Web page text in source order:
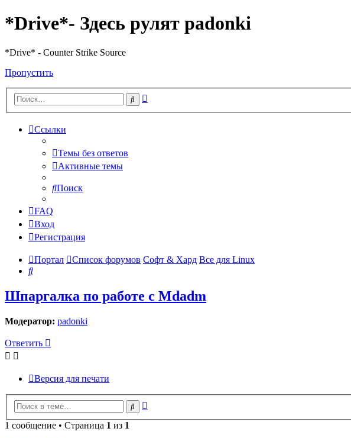
*Drive*- Здесь рулят padonki
*Drive* - Counter Strike Source
Пропустить
Поиск
Ссылки
Темы без ответов
Активные темы
Поиск
FAQ
Вход
Регистрация
Портал Список форумов Софт & Хард Все для Linux
Поиск
Шпаргалка по работе с Mdadm
Модератор: padonki
Ответить
Версия для печати
Поиск
1 сообщение • Страница 1 из 1